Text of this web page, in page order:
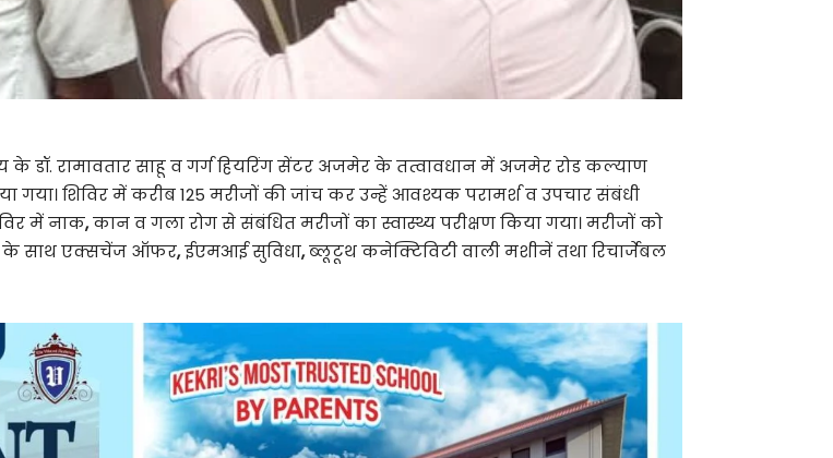
के डॉ. रामावतार साहू व गर्ग हियरिंग सेंटर अजमेर के तत्वावधान में अजमेर रोड कल्याण
शिविर में करीब 125 मरीजों की जांच कर उन्हें आवश्यक परामर्श व उपचार संबंधी
में नाक,कान व गला रोग से संबंधित मरीजों का स्वास्थ्य परीक्षण किया गया। मरीजों को
के साथ एक्सचेंज ऑफर,ईएमआई सुविधा,ब्लूटूथ कनेक्टिविटी वाली मशीनें तथा रिचार्जेबल